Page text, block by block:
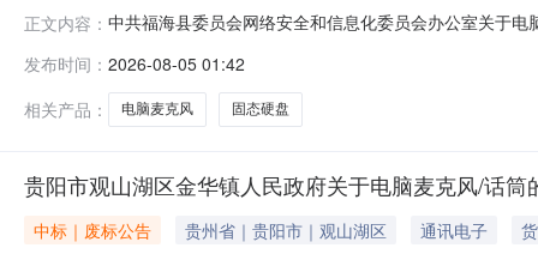
正文内容： 中共福海县委员会网络安全和信息化委员会办公室关于
电话:/采购计划文号:采购计划金额（元）:项目所在行政
发布时间： 2026-08-05 01:42
相关产品：
电脑麦克风 固态硬盘
贵阳市观山湖区金华镇人民政府关于电脑麦克风/话
中标｜废标公告 贵州省｜贵阳市｜观山湖区 通讯电子